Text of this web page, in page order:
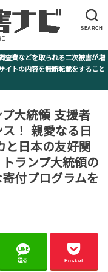
SEARCH
査費などを取られる二次被害が増
の内容を無断転載をすること
プ大統領 支援者
！ 親愛なる日
と日本の友好関
ランプ大統領の
付プログラムを
送る Pocket